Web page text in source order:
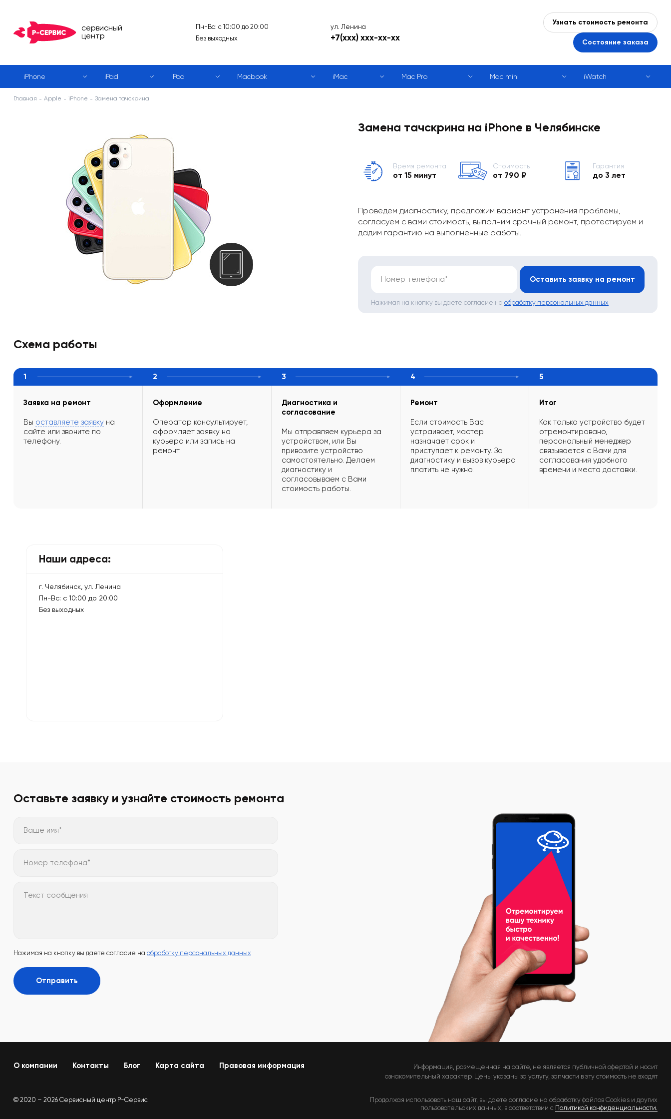
сервисный
центр
Пн-Вс: с 10:00 до 20:00
Без выходных
ул. Ленина
+7(xxx) xxx-xx-xx
Узнать стоимость ремонта
Состояние заказа
iPhone iPad iPod Macbook iMac Mac Pro Mac mini iWatch
Главная Apple iPhone Замена тачскрина
Замена тачскрина на iPhone в Челябинске
Время ремонта
от 15 минут
Стоимость
от 790 ₽
Гарантия
до 3 лет
Проведем диагностику, предложим вариант устранения проблемы,
согласуем с вами стоимость, выполним срочный ремонт, протестируем и
дадим гарантию на выполненные работы.
Номер телефона* Оставить заявку на ремонт
Нажимая на кнопку вы даете согласие на обработку персональных данных
Схема работы
1
Заявка на ремонт
Вы оставляете заявку на
сайте или звоните по
телефону.
2
Оформление
Оператор консультирует,
оформляет заявку на
курьера или запись на
ремонт.
3
Диагностика и
согласование
Мы отправляем курьера за
устройством, или Вы
привозите устройство
самостоятельно. Делаем
диагностику и
согласовываем с Вами
стоимость работы.
4
Ремонт
Если стоимость Вас
устраивает, мастер
назначает срок и
приступает к ремонту. За
диагностику и вызов курьера
платить не нужно.
5
Итог
Как только устройство будет
отремонтировано,
персональный менеджер
связывается с Вами для
согласования удобного
времени и места доставки.
Наши адреса:
г. Челябинск, ул. Ленина
Пн-Вс: с 10:00 до 20:00
Без выходных
Оставьте заявку и узнайте стоимость ремонта
Ваше имя*
Номер телефона*
Текст сообщения
Нажимая на кнопку вы даете согласие на обработку персональных данных
Отправить
О компании Контакты Блог Карта сайта Правовая информация
Информация, размещенная на сайте, не является публичной офертой и носит
ознакомительный характер. Цены указаны за услугу, запчасти в эту стоимость не входят
© 2020 – 2026 Сервисный центр Р-Сервис
Продолжая использовать наш сайт, вы даете согласие на обработку файлов Cookies и других
пользовательских данных, в соответствии с Политикой конфиденциальности.